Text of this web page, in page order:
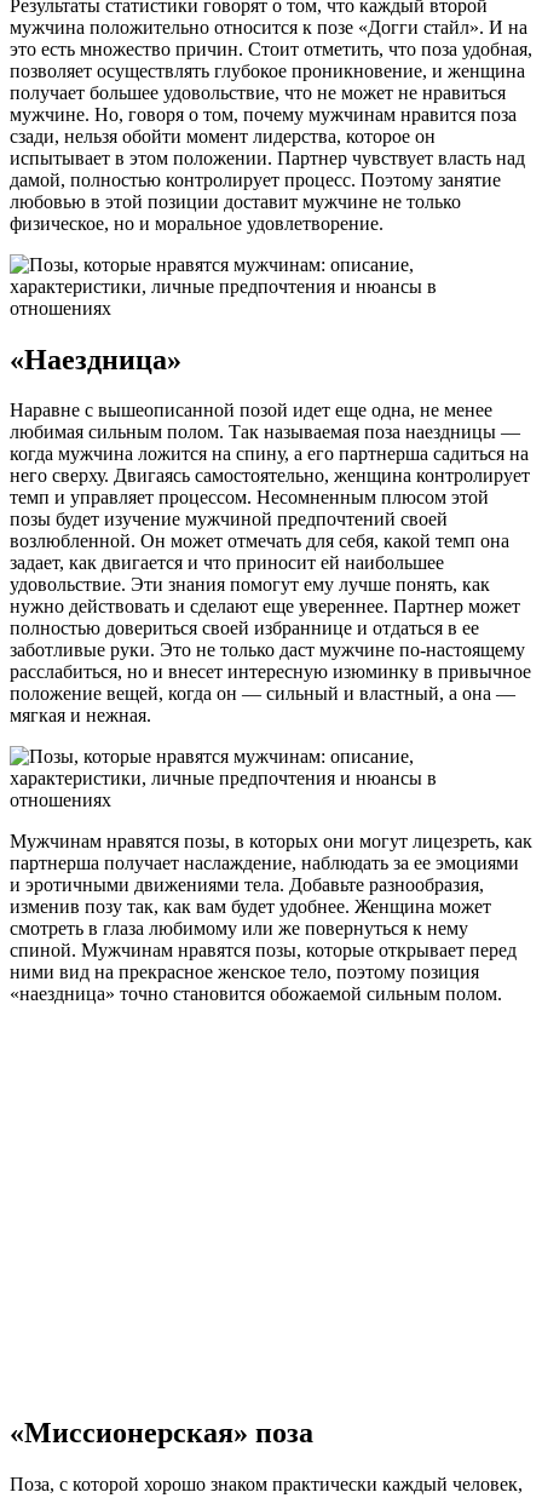
Результаты статистики говорят о том, что каждый второй
мужчина положительно относится к позе «Догги стайл». И на
это есть множество причин. Стоит отметить, что поза удобная,
позволяет осуществлять глубокое проникновение, и женщина
получает большее удовольствие, что не может не нравиться
мужчине. Но, говоря о том, почему мужчинам нравится поза
сзади, нельзя обойти момент лидерства, которое он
испытывает в этом положении. Партнер чувствует власть над
дамой, полностью контролирует процесс. Поэтому занятие
любовью в этой позиции доставит мужчине не только
физическое, но и моральное удовлетворение.
«Наездница»
Наравне с вышеописанной позой идет еще одна, не менее
любимая сильным полом. Так называемая поза наездницы —
когда мужчина ложится на спину, а его партнерша садиться на
него сверху. Двигаясь самостоятельно, женщина контролирует
темп и управляет процессом. Несомненным плюсом этой
позы будет изучение мужчиной предпочтений своей
возлюбленной. Он может отмечать для себя, какой темп она
задает, как двигается и что приносит ей наибольшее
удовольствие. Эти знания помогут ему лучше понять, как
нужно действовать и сделают еще увереннее. Партнер может
полностью довериться своей избраннице и отдаться в ее
заботливые руки. Это не только даст мужчине по-настоящему
расслабиться, но и внесет интересную изюминку в привычное
положение вещей, когда он — сильный и властный, а она —
мягкая и нежная.
Мужчинам нравятся позы, в которых они могут лицезреть, как
партнерша получает наслаждение, наблюдать за ее эмоциями
и эротичными движениями тела. Добавьте разнообразия,
изменив позу так, как вам будет удобнее. Женщина может
смотреть в глаза любимому или же повернуться к нему
спиной. Мужчинам нравятся позы, которые открывает перед
ними вид на прекрасное женское тело, поэтому позиция
«наездница» точно становится обожаемой сильным полом.
«Миссионерская» поза
Поза, с которой хорошо знаком практически каждый человек,